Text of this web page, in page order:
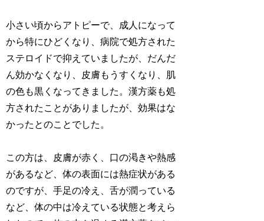
小さい頃からアトピーで、成人になって
から特にひどくなり、病院で処方された
ステロイドで抑えていましたが、だんだ
ん効かなくなり、皮膚もうすくなり、肌
の色も黒くなってきました。漢方薬も処
方されたことがありましたが、効果はな
かったとのことでした。
この方は、皮膚が赤く、口の渇きや熱感
があるなど、体の表面には熱症状がある
のですが、手足の冷え、舌が潤っている
など、体の中は冷えている状態と考えら